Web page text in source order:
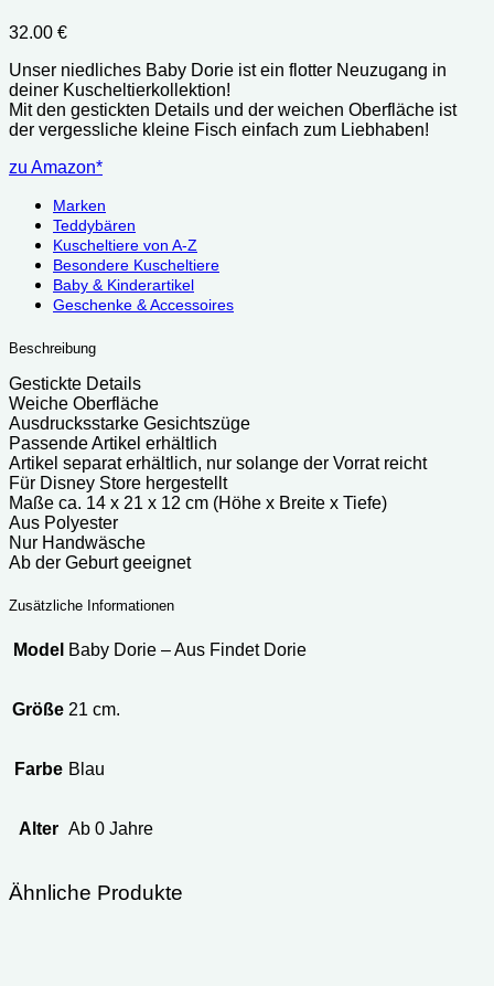
32.00 €
Unser niedliches Baby Dorie ist ein flotter Neuzugang in
deiner Kuscheltierkollektion!
Mit den gestickten Details und der weichen Oberfläche ist
der vergessliche kleine Fisch einfach zum Liebhaben!
zu Amazon*
Marken
Teddybären
Kuscheltiere von A-Z
Besondere Kuscheltiere
Baby & Kinderartikel
Geschenke & Accessoires
Beschreibung
Gestickte Details
Weiche Oberfläche
Ausdrucksstarke Gesichtszüge
Passende Artikel erhältlich
Artikel separat erhältlich, nur solange der Vorrat reicht
Für Disney Store hergestellt
Maße ca. 14 x 21 x 12 cm (Höhe x Breite x Tiefe)
Aus Polyester
Nur Handwäsche
Ab der Geburt geeignet
Zusätzliche Informationen
Model Baby Dorie – Aus Findet Dorie
Größe 21 cm.
Farbe Blau
Alter Ab 0 Jahre
Ähnliche Produkte